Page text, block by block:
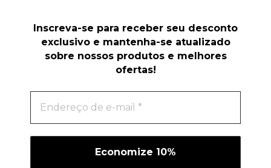
Inscreva-se para receber seu desconto
exclusivo e mantenha-se atualizado
sobre nossos produtos e melhores
ofertas!